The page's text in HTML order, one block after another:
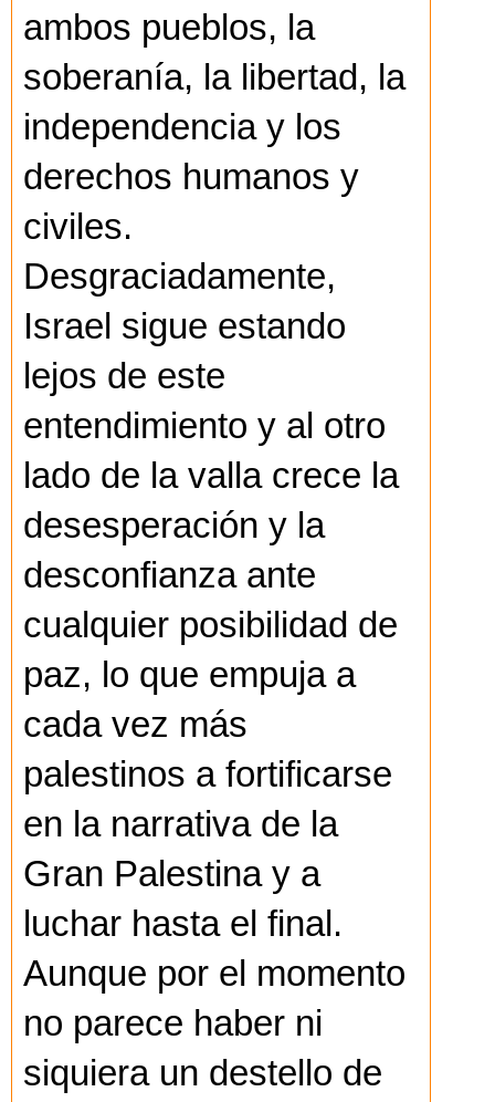
ambos pueblos, la
soberanía, la libertad, la
independencia y los
derechos humanos y
civiles.
Desgraciadamente,
Israel sigue estando
lejos de este
entendimiento y al otro
lado de la valla crece la
desesperación y la
desconfianza ante
cualquier posibilidad de
paz, lo que empuja a
cada vez más
palestinos a fortificarse
en la narrativa de la
Gran Palestina y a
luchar hasta el final.
Aunque por el momento
no parece haber ni
siquiera un destello de